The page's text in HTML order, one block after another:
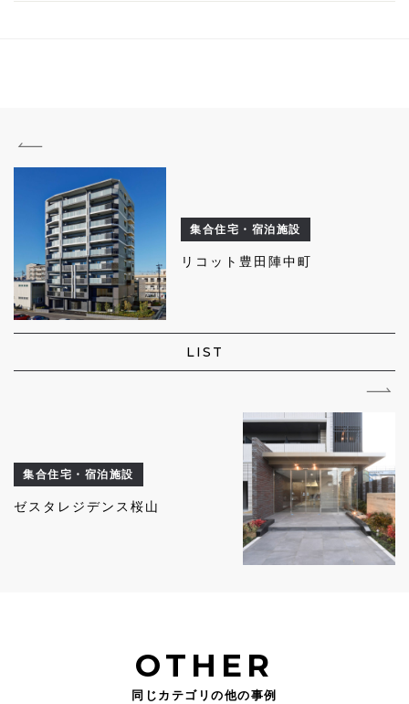
集合住宅・宿泊施設
リコット豊田陣中町
LIST
集合住宅・宿泊施設
ゼスタレジデンス桜山
OTHER
同じカテゴリの他の事例